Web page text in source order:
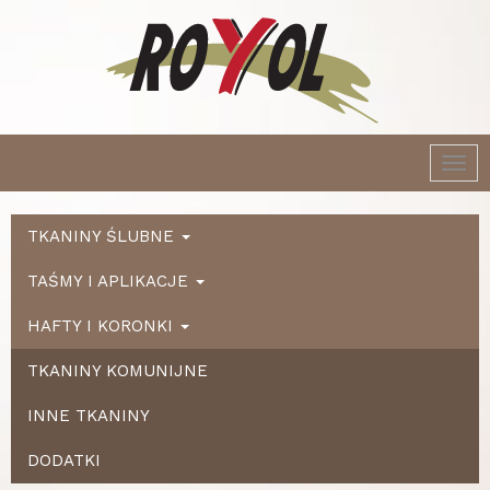
TKANINY ŚLUBNE
TAŚMY I APLIKACJE
HAFTY I KORONKI
TKANINY KOMUNIJNE
INNE TKANINY
DODATKI